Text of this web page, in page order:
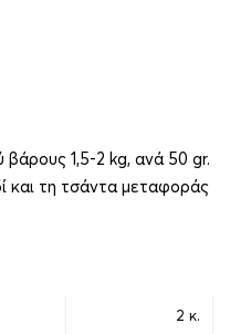
1,5-2 kg, ανά 50 gr.
και τη τσάντα μεταφοράς
2 κ.